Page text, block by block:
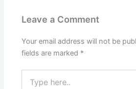
Leave a Comment
Your email address will not be
fields are marked *
here..